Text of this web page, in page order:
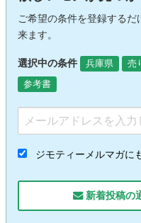
ご希望の条件を登録する
来ます。
選択中の条件 兵庫県 売
参考書
ジモティーメルマガに
新着投稿の